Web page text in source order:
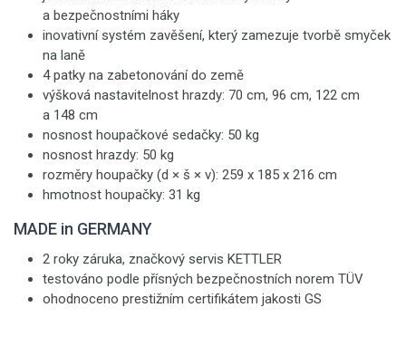
a bezpečnostními háky
inovativní systém zavěšení, který zamezuje tvorbě smyček
na laně
4 patky na zabetonování do země
výšková nastavitelnost hrazdy: 70 cm, 96 cm, 122 cm
a 148 cm
nosnost houpačkové sedačky: 50 kg
nosnost hrazdy: 50 kg
rozměry houpačky (d × š × v): 259 x 185 x 216 cm
hmotnost houpačky: 31 kg
MADE in GERMANY
2 roky záruka, značkový servis KETTLER
testováno podle přísných bezpečnostních norem TÜV
ohodnoceno prestižním certifikátem jakosti GS